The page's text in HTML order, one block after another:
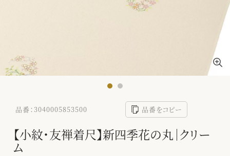
品番：3040005853500 品番をコピー
【小紋・友禅着尺】新四季花の丸｜クリー
ム